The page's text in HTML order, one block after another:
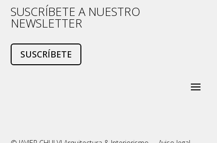
SUSCRÍBETE A NUESTRO
NEWSLETTER
SUSCRÍBETE